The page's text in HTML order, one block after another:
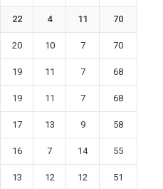
22 4 11 70
20 10 7 70
19 11 7 68
19 11 7 68
17 13 9 58
16 7 14 55
13 12 12 51